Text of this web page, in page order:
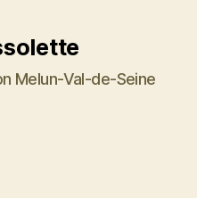
Melun-Val-de-Seine